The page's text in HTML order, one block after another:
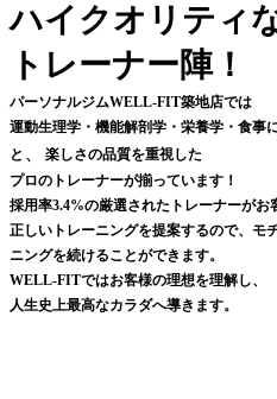
ハイクオリティ
トレーナー陣！
パーソナルジムWELL-FIT築地店では
運動生理学・ 機能解剖学 ・栄養学・食事
と 、
楽しさの品質を重視した
プロのトレーナーが揃っています！
採用率3.4%の厳選されたトレーナーが
正しいトレーニングを提案するので、モ
ニングを続けることができます。
WELL-FITではお客様の理想を理解し、
人生史上最高なカラダへ導きます。